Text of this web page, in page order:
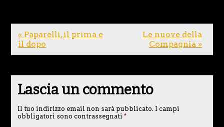
« Paparelli, il prima e
il dopo
Le nuove della
Compagnia »
Lascia un commento
Il tuo indirizzo email non sarà pubblicato. I campi
obbligatori sono contrassegnati *